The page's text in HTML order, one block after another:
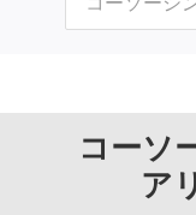
コーソ
ア